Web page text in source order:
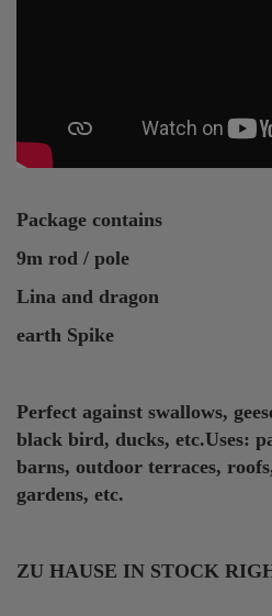
Package contains
9m rod / pole
Lina and dragon
earth Spike
Perfect against swallows,
black bird, ducks, etc.Uses:
barns, outdoor terraces,
gardens, etc.
ZU HAUSE IN STOCK